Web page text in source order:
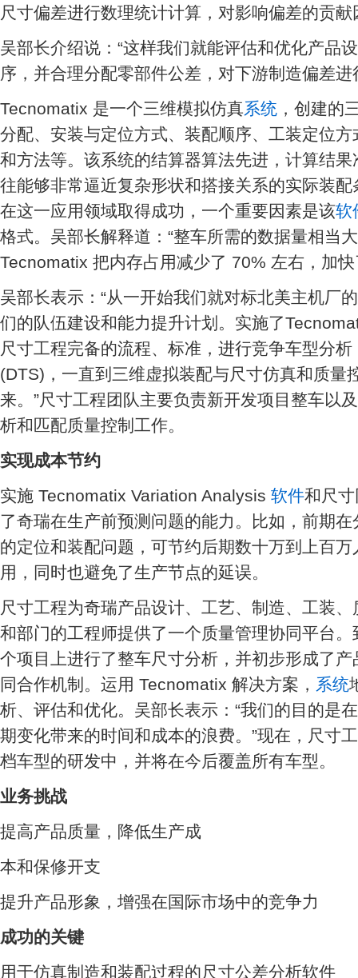
尺寸偏差进行数理统计计算，对影响偏差的贡
吴部长介绍说：“这样我们就能评估和优化产品
序，并合理分配零部件公差，对下游制造偏差进
Tecnomatix 是一个三维模拟仿真系统 ，创建的
分配、安装与定位方式、装配顺序、工装定位
和方法等。该系统的结算器算法先进，计算结
往能够非常逼近复杂形状和搭接关系的实际装
在这一应用领域取得成功，一个重要因素是该软
格式。吴部长解释道：“整车所需的数据量相当
Tecnomatix 把内存占用减少了 70% 左右，加
吴部长表示：“从一开始我们就对标北美主机厂
们的队伍建设和能力提升计划。实施了
尺寸工程完备的流程、标准，进行竞争车型分
(DTS)，一直到三维虚拟装配与尺寸仿真和质量
来。”尺寸工程团队主要负责新开发项目整车以
析和匹配质量控制工作。
实现成本节约
实施 Tecnomatix Variation Analysis 软件和尺
了奇瑞在生产前预测问题的能力。比如，前期
的定位和装配问题，可节约后期数十万到上百
用，同时也避免了生产节点的延误。
尺寸工程为奇瑞产品设计、工艺、制造、工装
和部门的工程师提供了一个质量管理协同平台
个项目上进行了整车尺寸分析，并初步形成了
同合作机制。运用 Tecnomatix 解决方案， 系统
析、评估和优化。吴部长表示：“我们的目的是
期变化带来的时间和成本的浪费。”现在，尺寸
档车型的研发中，并将在今后覆盖所有车型。
业务挑战
提高产品质量，降低生产成
本和保修开支
提升产品形象，增强在国际市场中的竞争力
成功的关键
用于仿真制造和装配过程的尺寸公差分析软件